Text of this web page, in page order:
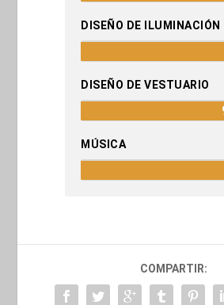
DISEÑO DE ILUMINACIÓN
DISEÑO DE VESTUARIO
MÚSICA
COMPARTIR: